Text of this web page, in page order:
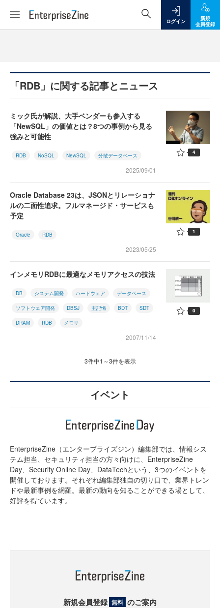
ログイン
新規
会員登録
「RDB」に関する記事とニュース
ミック氏が解説、大手ベンダーも参入する
「NewSQL」の価値とは？8つの事例から見る
強みと可能性
RDB NoSQL NewSQL 分散データベース
2025/09/01
4
Oracle Database 23は、JSONとリレーショナ
ルの二面性追求。フルマネージド・サービスも
予定
Oracle RDB
2023/05/25
1
インメモリRDBに最適なメモリアクセスの技法
DB システム開発 ハードウェア データベース
ソフトウェア開発 DBSJ 主記憶 BDT SDT
DRAM RDB メモリ
2007/11/14
0
3件中1～3件を表示
イベント
EnterpriseZine（エンタープライズジン）編集部では、情報シス
テム担当、セキュリティ担当の方々向けに、EnterpriseZine
Day、Security Online Day、DataTechという、3つのイベントを
開催しております。それぞれ編集部独自の切り口で、業界トレン
ドや最新事例を網羅。最新の動向を知ることができる場として、
好評を得ています。
新規会員登録 無料 のご案内